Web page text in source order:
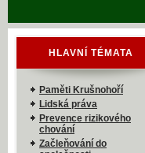
HLAVNÍ TÉMATA
Paměti Krušnohoří
Lidská práva
Prevence rizikového
chování
Začleňování do